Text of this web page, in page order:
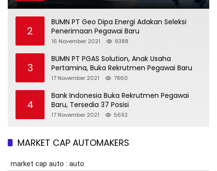
2
BUMN PT Geo Dipa Energi Adakan Seleksi
Penerimaan Pegawai Baru
16 November 2021 9388
3
BUMN PT PGAS Solution, Anak Usaha
Pertamina, Buka Rekrutmen Pegawai Baru
17 November 2021 7860
4
Bank Indonesia Buka Rekrutmen Pegawai
Baru, Tersedia 37 Posisi
17 November 2021 5692
MARKET CAP AUTOMAKERS